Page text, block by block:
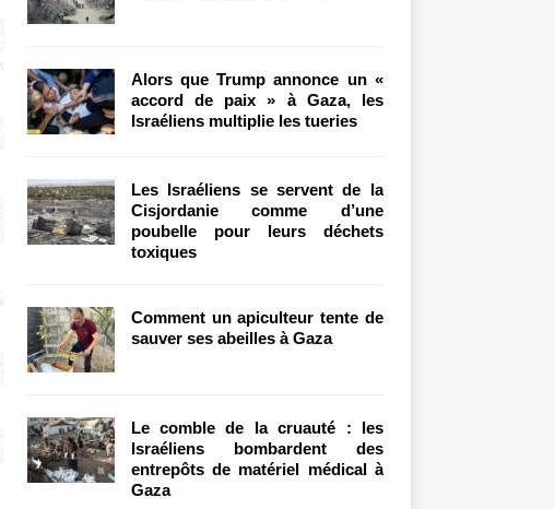
Alors que Trump annonce un «
accord de paix » à Gaza, les
Israéliens multiplie les tueries
Les Israéliens se servent de la
Cisjordanie comme d’une
poubelle pour leurs déchets
toxiques
Comment un apiculteur tente de
sauver ses abeilles à Gaza
Le comble de la cruauté : les
Israéliens bombardent des
entrepôts de matériel médical à
Gaza